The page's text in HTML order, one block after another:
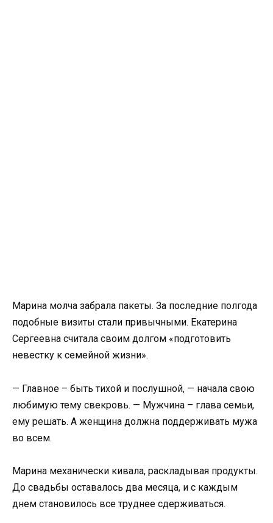
Марина молча забрала пакеты. За последние полгода
подобные визиты стали привычными. Екатерина
Сергеевна считала своим долгом «подготовить
невестку к семейной жизни».
— Главное – быть тихой и послушной, — начала свою
любимую тему свекровь. — Мужчина – глава семьи,
ему решать. А женщина должна поддерживать мужа
во всем.
Марина механически кивала, раскладывая продукты.
До свадьбы оставалось два месяца, и с каждым
днем становилось все труднее сдерживаться.